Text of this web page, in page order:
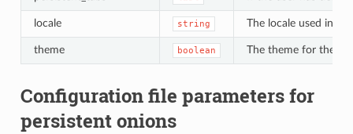
locale string The locale used in
theme boolean The theme for the
Configuration file parameters for
persistent onions